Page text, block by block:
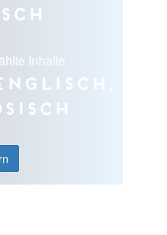
Inhalte